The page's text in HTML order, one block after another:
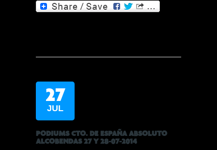
27
JUL
PODIUMS CTO. DE ESPAÑA ABSOLUTO
ALCOBENDAS 27 Y 28-07-2014